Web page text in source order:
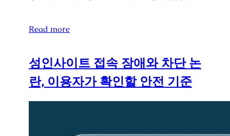
Read more
성인사이트 접속 장애와 차단 논
란, 이용자가 확인할 안전 기준